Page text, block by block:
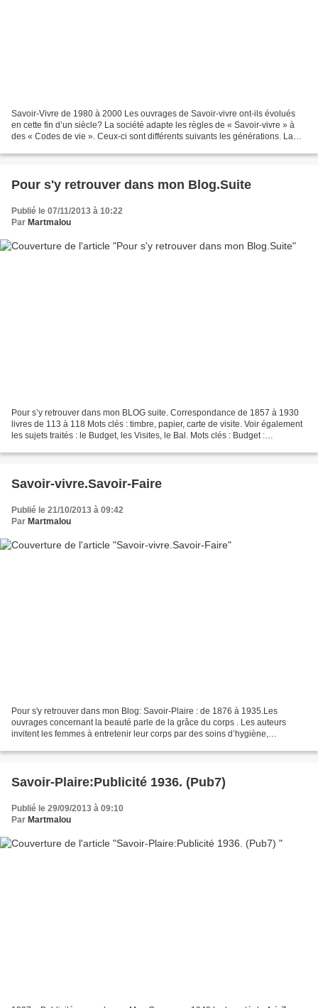
Savoir-Vivre de 1980 à 2000 Les ouvrages de Savoir-vivre ont-ils évolués
en cette fin d’un siècle? La société adapte les règles de « Savoir-vivre » à
des « Codes de vie ». Ceux-ci sont différents suivants les générations. La
Pour s'y retrouver dans mon Blog.Suite
Publié le 07/11/2013 à 10:22
Par Martmalou
Pour s’y retrouver dans mon BLOG suite. Correspondance de 1857 à 1930
livres de 113 à 118 Mots clés : timbre, papier, carte de visite. Voir également
les sujets traités : le Budget, les Visites, le Bal. Mots clés : Budget :
Savoir-vivre.Savoir-Faire
Publié le 21/10/2013 à 09:42
Par Martmalou
Pour s'y retrouver dans mon Blog: Savoir-Plaire : de 1876 à 1935.Les
ouvrages concernant la beauté parle de la grâce du corps . Les auteurs
invitent les femmes à entretenir leur corps par des soins d’hygiène,
Savoir-Plaire:Publicité 1936. (Pub7)
Publié le 29/09/2013 à 09:10
Par Martmalou